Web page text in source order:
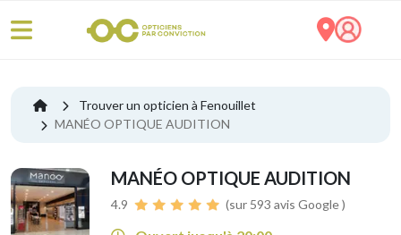
Trouver un opticien à Fenouillet
MANÉO OPTIQUE AUDITION
MANÉO OPTIQUE AUDITION
4.9 (sur 593 avis Google )